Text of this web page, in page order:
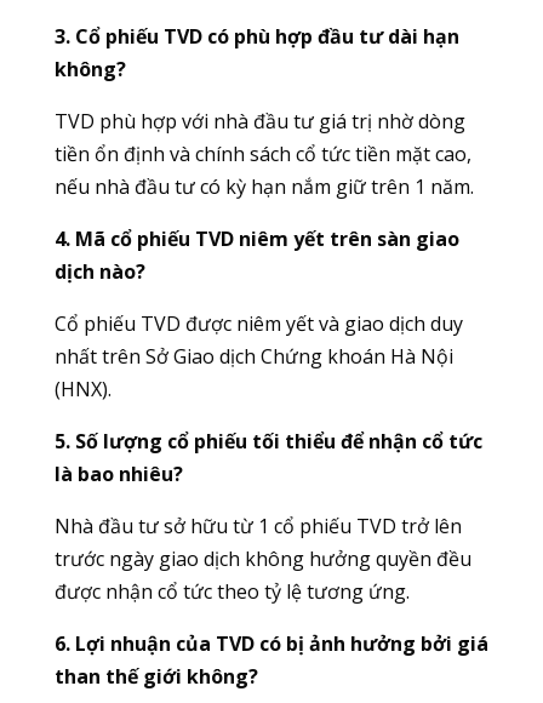
3. Cổ phiếu TVD có phù hợp đầu tư dài hạn
không?
TVD phù hợp với nhà đầu tư giá trị nhờ dòng
tiền ổn định và chính sách cổ tức tiền mặt cao,
nếu nhà đầu tư có kỳ hạn nắm giữ trên 1 năm.
4. Mã cổ phiếu TVD niêm yết trên sàn giao
dịch nào?
Cổ phiếu TVD được niêm yết và giao dịch duy
nhất trên Sở Giao dịch Chứng khoán Hà Nội
(HNX).
5. Số lượng cổ phiếu tối thiểu để nhận cổ tức
là bao nhiêu?
Nhà đầu tư sở hữu từ 1 cổ phiếu TVD trở lên
trước ngày giao dịch không hưởng quyền đều
được nhận cổ tức theo tỷ lệ tương ứng.
6. Lợi nhuận của TVD có bị ảnh hưởng bởi giá
than thế giới không?